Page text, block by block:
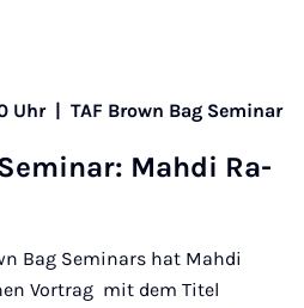
Uhr | TAF Brown Bag Seminar
Mah­di Ra­
Bag Seminars hat Mahdi
Vortrag mit dem Titel